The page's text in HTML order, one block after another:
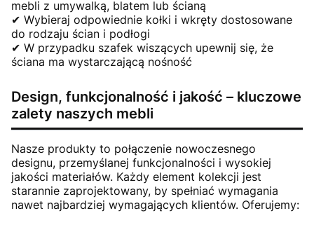
mebli z umywalką, blatem lub ścianą
✔ Wybieraj odpowiednie kołki i wkręty dostosowane
do rodzaju ścian i podłogi
✔ W przypadku szafek wiszących upewnij się, że
ściana ma wystarczającą nośność
Design, funkcjonalność i jakość – kluczowe
zalety naszych mebli
Nasze produkty to połączenie nowoczesnego
designu, przemyślanej funkcjonalności i wysokiej
jakości materiałów. Każdy element kolekcji jest
starannie zaprojektowany, by spełniać wymagania
nawet najbardziej wymagających klientów. Oferujemy: